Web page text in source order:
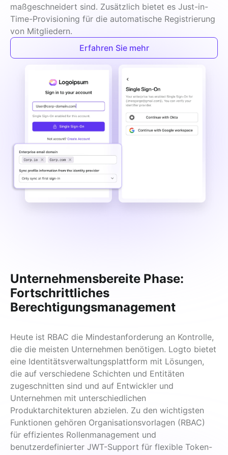
maßgeschneidert sind. Zusätzlich bietet es Just-in-
Time-Provisioning für die automatische Registrierung
von Mitgliedern.
Erfahren Sie mehr
Unternehmensbereite Phase:
Fortschrittliches
Berechtigungsmanagement
Heute ist RBAC die Mindestanforderung an Kontrolle,
die die meisten Unternehmen benötigen. Logto bietet
eine Identitätsverwaltungsplattform mit Lösungen,
die auf verschiedene Schichten und Entitäten
zugeschnitten sind und auf Entwickler und
Unternehmen mit unterschiedlichen
Produktarchitekturen abzielen. Zu den wichtigsten
Funktionen gehören Organisationsvorlagen (RBAC)
für effizientes Rollenmanagement und
benutzerdefinierter JWT-Support für flexible Token-